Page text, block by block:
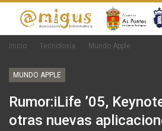
Inicio Tecnoloxía Mundo Apple
MUNDO APPLE
Rumor:iLife ’05,
otras nuevas